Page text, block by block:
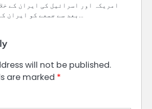
امریکہ اور اسرائیل کی ایران کے
بعد سے جمعے کو ایران کے اندر تباہ ہونے…
will not be published.
are marked *